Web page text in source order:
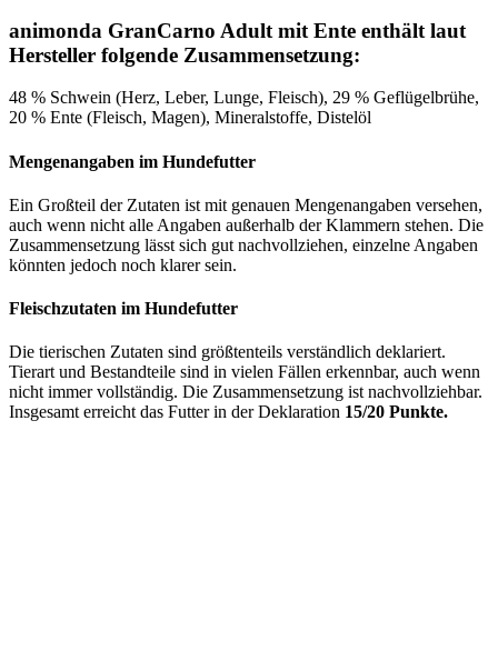
animonda GranCarno Adult mit Ente enthält laut
Hersteller folgende Zusammensetzung:
48 % Schwein (Herz, Leber, Lunge, Fleisch), 29 % Geflügelbrühe,
20 % Ente (Fleisch, Magen), Mineralstoffe, Distelöl
Mengenangaben im Hundefutter
Ein Großteil der Zutaten ist mit genauen Mengenangaben versehen,
auch wenn nicht alle Angaben außerhalb der Klammern stehen. Die
Zusammensetzung lässt sich gut nachvollziehen, einzelne Angaben
könnten jedoch noch klarer sein.
Fleischzutaten im Hundefutter
Die tierischen Zutaten sind größtenteils verständlich deklariert.
Tierart und Bestandteile sind in vielen Fällen erkennbar, auch wenn
nicht immer vollständig. Die Zusammensetzung ist nachvollziehbar.
Insgesamt erreicht das Futter in der Deklaration 15/20 Punkte.